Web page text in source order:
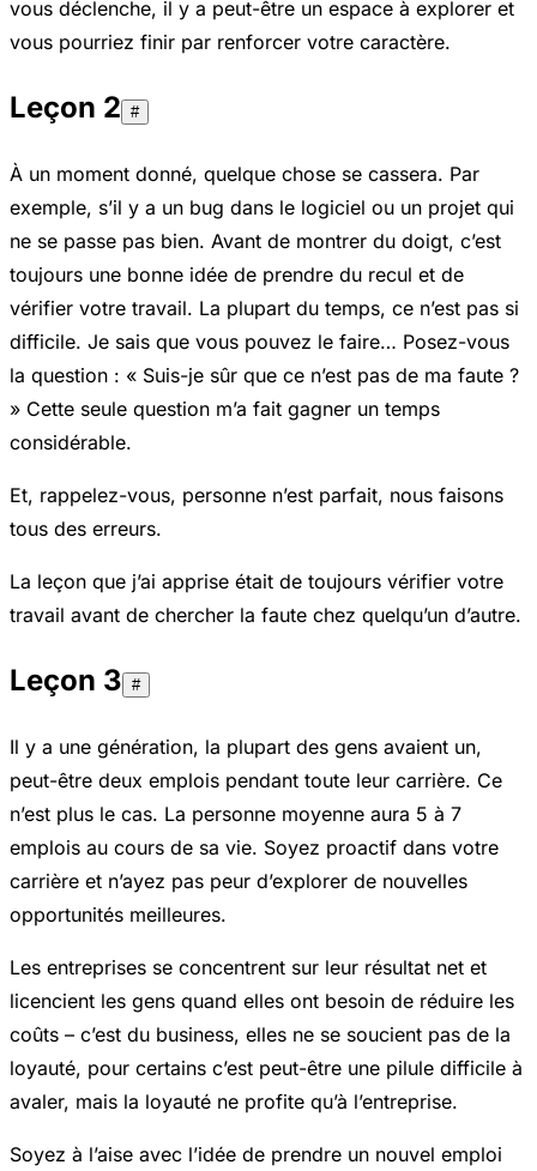
vous déclenche, il y a peut-être un espace à explorer et
vous pourriez finir par renforcer votre caractère.
Leçon 2 #
À un moment donné, quelque chose se cassera. Par
exemple, s’il y a un bug dans le logiciel ou un projet qui
ne se passe pas bien. Avant de montrer du doigt, c’est
toujours une bonne idée de prendre du recul et de
vérifier votre travail. La plupart du temps, ce n’est pas si
difficile. Je sais que vous pouvez le faire… Posez-vous
la question : « Suis-je sûr que ce n’est pas de ma faute ?
» Cette seule question m’a fait gagner un temps
considérable.
Et, rappelez-vous, personne n’est parfait, nous faisons
tous des erreurs.
La leçon que j’ai apprise était de toujours vérifier votre
travail avant de chercher la faute chez quelqu’un d’autre.
Leçon 3 #
Il y a une génération, la plupart des gens avaient un,
peut-être deux emplois pendant toute leur carrière. Ce
n’est plus le cas. La personne moyenne aura 5 à 7
emplois au cours de sa vie. Soyez proactif dans votre
carrière et n’ayez pas peur d’explorer de nouvelles
opportunités meilleures.
Les entreprises se concentrent sur leur résultat net et
licencient les gens quand elles ont besoin de réduire les
coûts – c’est du business, elles ne se soucient pas de la
loyauté, pour certains c’est peut-être une pilule difficile à
avaler, mais la loyauté ne profite qu’à l’entreprise.
Soyez à l’aise avec l’idée de prendre un nouvel emploi